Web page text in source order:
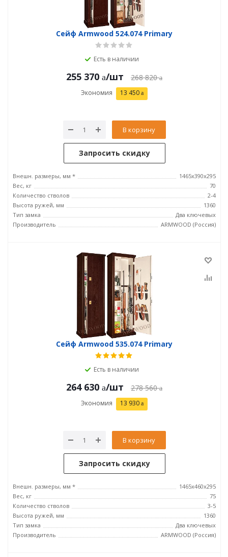
Сейф Armwood 524.074 Primary
Есть в наличии
255 370 /шт 268 820
Экономия 13 450
В корзину
Запросить скидку
Внешн. размеры, мм *
1465х390х295
Вес, кг
70
Количество стволов
2-4
Высота ружей, мм
1360
Тип замка
Два ключевых
Производитель
ARMWOOD (Россия)
Сейф Armwood 535.074 Primary
Есть в наличии
264 630 /шт 278 560
Экономия 13 930
В корзину
Запросить скидку
Внешн. размеры, мм *
1465х460х295
Вес, кг
75
Количество стволов
3-5
Высота ружей, мм
1360
Тип замка
Два ключевых
Производитель
ARMWOOD (Россия)